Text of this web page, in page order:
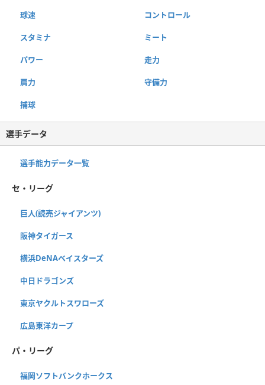
球速 コントロール
スタミナ ミート
パワー 走力
肩力 守備力
捕球
選手データ
選手能力データ一覧
セ・リーグ
巨人(読売ジャイアンツ)
阪神タイガース
横浜DeNAベイスターズ
中日ドラゴンズ
東京ヤクルトスワローズ
広島東洋カープ
パ・リーグ
福岡ソフトバンクホークス